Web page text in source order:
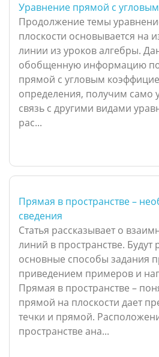
Уравнение прямой с
Продолжение темы
плоскости основывается на
линии из уроков алгебры.
обобщенную информацию
прямой с угловым
определения, получим само
связь с другими видами
рас...
Прямая в пространстве –
сведения
Статья рассказывает о
линий в пространстве. Будут
основные способы задания
приведением примеров и
Прямая в пространстве –
прямой на плоскости дает
течки и прямой.
пространстве ана...